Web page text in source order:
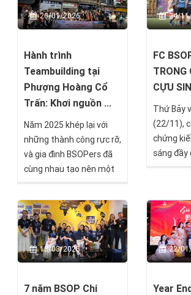
đánh
quan
triển của
20/01/2026
Hành trình
Teambuilding tại
Phượng Hoàng Cổ
Trấn: Khơi nguồn ...
Năm 2025 khép lại với
những thành công rực rỡ,
và gia đình BSOPers đã
cùng nhau tạo nên một
kiện Year End Party 2025
kết hợp Teambuilding tại
Phượng Hoàng Cổ Trấn -
Trung Quốc.
24/
FC
TRONG
CỰU
Thứ Bảy
(22/11),
chứng
sáng đầy
Viên EU
nắng
thủ
một màn
còn là
13/03/2025
7 năm BSOP Chi
22/
Year